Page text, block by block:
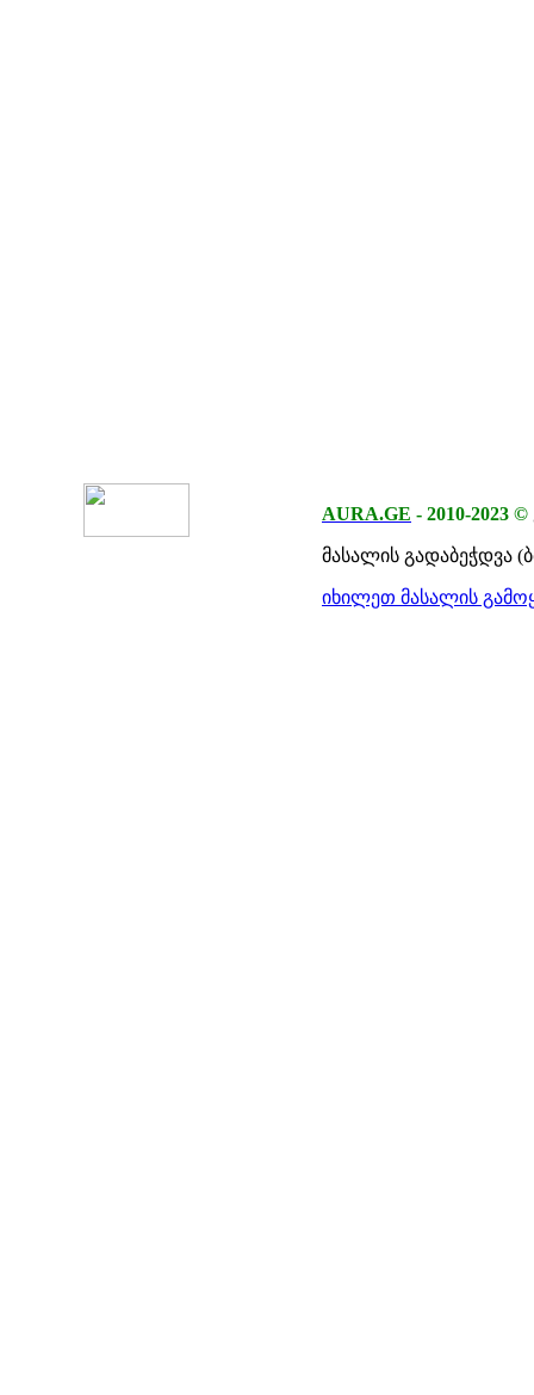
AURA.GE - 2010-2023 ©
მასალის გადაბეჭდვა
იხილეთ მასალის